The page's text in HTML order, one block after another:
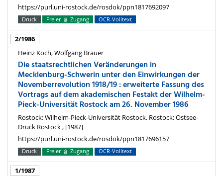
https://purl.uni-rostock.de/rosdok/ppn1817692097
Druck Freier Zugang OCR-Volltext
2/1986
Heinz Koch, Wolfgang Brauer
Die staatsrechtlichen Veränderungen in
Mecklenburg-Schwerin unter den Einwirkungen der
Novemberrevolution 1918/19 : erweiterte Fassung des
Vortrags auf dem akademischen Festakt der Wilhelm-
Pieck-Universität Rostock am 26. November 1986
Rostock: Wilhelm-Pieck-Universität Rostock, Rostock: Ostsee-
Druck Rostock , [1987]
https://purl.uni-rostock.de/rosdok/ppn1817696157
Druck Freier Zugang OCR-Volltext
1/1987